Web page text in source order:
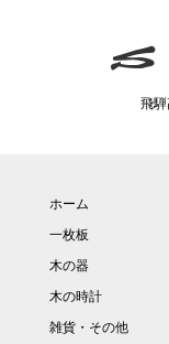
飛
ホーム
一枚板
木の器
木の時計
雑貨・その他